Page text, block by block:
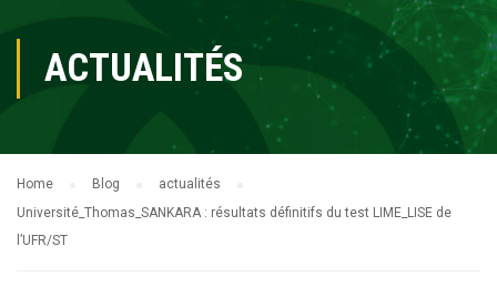
ACTUALITÉS
Home Blog
actualités
Université_Thomas_SANKARA : résultats définitifs du test LIME_LISE de
l’UFR/ST